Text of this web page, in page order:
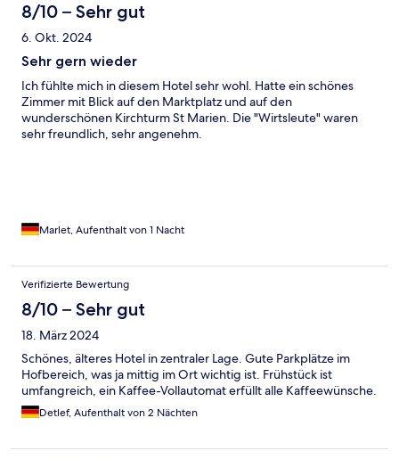
8/10 – Sehr gut
6. Okt. 2024
Sehr gern wieder
Ich fühlte mich in diesem Hotel sehr wohl. Hatte ein schönes
Zimmer mit Blick auf den Marktplatz und auf den
wunderschönen Kirchturm St Marien. Die "Wirtsleute" waren
sehr freundlich, sehr angenehm.
Marlet, Aufenthalt von 1 Nacht
Verifizierte Bewertung
8/10 – Sehr gut
18. März 2024
Schönes, älteres Hotel in zentraler Lage. Gute Parkplätze im
Hofbereich, was ja mittig im Ort wichtig ist. Frühstück ist
umfangreich, ein Kaffee-Vollautomat erfüllt alle Kaffeewünsche.
Detlef, Aufenthalt von 2 Nächten